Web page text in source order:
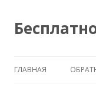
ГЛАВНАЯ